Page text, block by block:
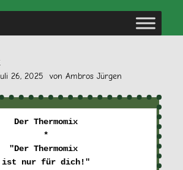
26, 2025 von Ambros Jürgen
Der Thermomix
*
"Der Thermomix
ist nur für dich!"